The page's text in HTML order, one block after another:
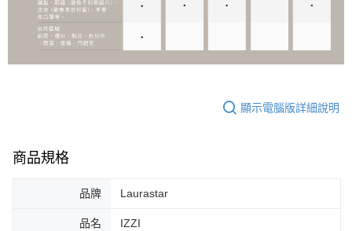
顯示電腦版詳細說明
商品規格
品牌 Laurastar
品名 IZZI